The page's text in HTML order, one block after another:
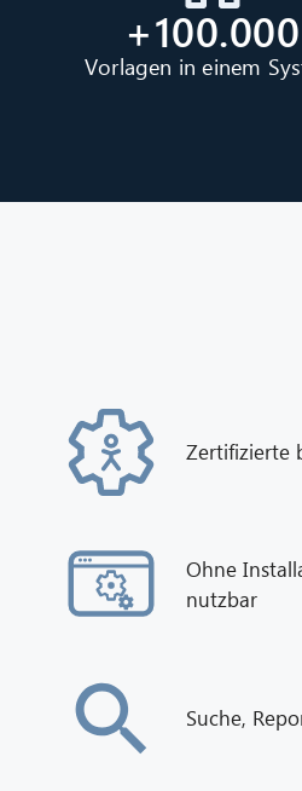
+100.000
Vorlagen in einem
Zertifizierte
Ohne
nutzbar
Suche,